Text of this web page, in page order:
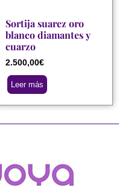
Sortija suarez oro
blanco diamantes y
cuarzo
2.500,00€
Leer más